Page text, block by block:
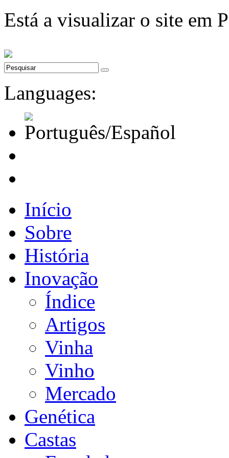
Está a visualizar o site em
Languages:
Início
Sobre
História
Inovação
Índice
Artigos
Vinha
Vinho
Mercado
Genética
Castas